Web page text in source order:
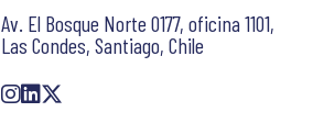
Av. El Bosque Norte 0177, oficina 1101,
Las Condes, Santiago, Chile